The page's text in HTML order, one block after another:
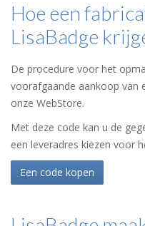
Hoe een
LisaBadge
De procedure voor het
voorafgaande aankoop van
onze WebStore.
Met deze code kan u de
een leveradres kiezen voor
Een code kopen